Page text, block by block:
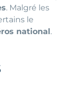
. Malgré les
le
national .